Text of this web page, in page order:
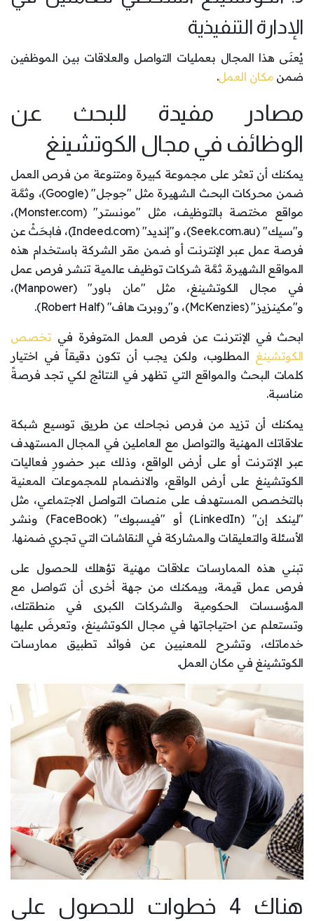
الإدارة التنفيذية
يُعنَى هذا المجال بعمليات التواصل والعلاقات بين الموظفين
ضمن مكان العمل.
مصادر مفيدة للبحث عن
الوظائف في مجال الكوتشينغ
يمكنك أن تعثر على مجموعة كبيرة ومتنوعة من فرص العمل
ضمن محركات البحث الشهيرة مثل "جوجل" (Google)، وثمَّة
مواقع مختصة بالتوظيف، مثل "مونستر" (Monster.com)،
و"سيك" (Seek.com.au)، و"إنديد" (Indeed.com)، فابحَثْ عن
فرصة عمل عبر الإنترنت أو ضمن مقر الشركة باستخدام هذه
المواقع الشهيرة. ثمَّة شركات توظيف عالمية تنشر فرص عمل
في مجال الكوتشينغ، مثل "مان باور" (Manpower)،
و"مكينزيز" (McKenzies)، و"روبرت هاف" (Robert Half).
ابحث في الإنترنت عن فرص العمل المتوفرة في تخصص
الكوتشينغ المطلوب، ولكن يجب أن تكون دقيقاً في اختيار
كلمات البحث والمواقع التي تظهر في النتائج لكي تجد فرصةً
مناسبة.
يمكنك أن تزيد من فرص نجاحك عن طريق توسيع شبكة
علاقاتك المهنية والتواصل مع العاملين في المجال المستهدف
عبر الإنترنت أو على أرض الواقع، وذلك عبر حضورِ فعاليات
الكوتشينغ على أرض الواقع، والانضمام للمجموعات المعنية
بالتخصص المستهدف على منصات التواصل الاجتماعي، مثل
"لينكد إن" (LinkedIn) أو "فيسبوك" (FaceBook) ونشر
الأسئلة والتعليقات والمشاركة في النقاشات التي تجري ضمنها.
تبني هذه الممارسات علاقات مهنية تؤهلك للحصول على
فرص عمل قيمة، ويمكنك من جهة أخرى أن تتواصل مع
المؤسسات الحكومية والشركات الكبرى في منطقتك،
وتستعلم عن احتياجاتها في مجال الكوتشينغ، وتعرضَ عليها
خدماتك، وتشرح للمعنيين عن فوائد تطبيق ممارسات
الكوتشينغ في مكان العمل.
هناك 4 خطوات للحصول على